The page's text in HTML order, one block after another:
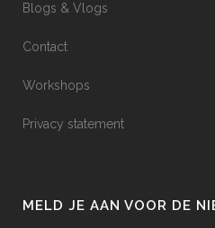
Blogs & Vlogs
Contact
Workshops
Privacy statement
MELD JE AAN VOOR DE